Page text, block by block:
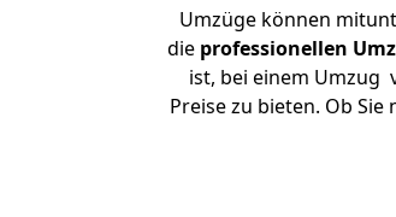
Umzüge können
die professionellen
ist, bei einem Umzug
Preise zu bieten. Ob